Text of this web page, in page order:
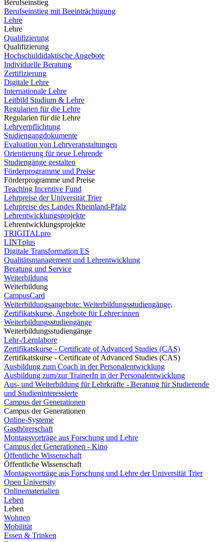
Berufseinstieg
Berufseinstieg mit Beeinträchtigung
Lehre
Lehre
Qualifizierung
Qualifizierung
Hochschuldidaktische Angebote
Individuelle Beratung
Zertifizierung
Digitale Lehre
Internationale Lehre
Leitbild Studium & Lehre
Regularien für die Lehre
Regularien für die Lehre
Lehrverpflichtung
Studiengangdokumente
Evaluation von Lehrveranstaltungen
Orientierung für neue Lehrende
Studiengänge gestalten
Förderprogramme und Preise
Förderprogramme und Preise
Teaching Incentive Fund
Lehrpreise der Universität Trier
Lehrpreise des Landes Rheinland-Pfalz
Lehrentwicklungsprojekte
Lehrentwicklungsprojekte
TRIGITALpro
LINTplus
Digitale Transformation ES
Qualitätsmanagement und Lehrentwicklung
Beratung und Service
Weiterbildung
Weiterbildung
CampusCard
Weiterbildungsangebote: Weiterbildungsstudiengänge,
Zertifikatskurse, Angebote für Lehrer:innen
Weiterbildungsstudiengänge
Weiterbildungsstudiengänge
Lehr-/Lernlabore
Zertifikatskurse - Certificate of Advanced Studies (CAS)
Zertifikatskurse - Certificate of Advanced Studies (CAS)
Ausbildung zum Coach in der Personalentwicklung
Ausbildung zum/zur TrainerIn in der Personalentwicklung
Aus- und Weiterbildung für Lehrkräfte - Beratung für Studierende
und Studieninteressierte
Campus der Generationen
Campus der Generationen
Online-Systeme
Gasthörerschaft
Montagsvorträge aus Forschung und Lehre
Campus der Generationen - Kino
Öffentliche Wissenschaft
Öffentliche Wissenschaft
Montagsvorträge aus Forschung und Lehre der Universität Trier
Open University
Onlinematerialien
Leben
Leben
Wohnen
Mobilität
Essen & Trinken